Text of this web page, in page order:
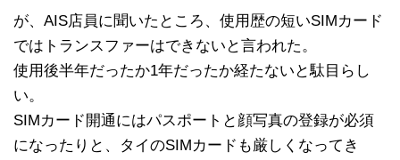
が、AIS店員に聞いたところ、使用歴の短いSIMカード
ではトランスファーはできないと言われた。
使用後半年だったか1年だったか経たないと駄目らし
い。
SIMカード開通にはパスポートと顔写真の登録が必須
になったりと、タイのSIMカードも厳しくなってき